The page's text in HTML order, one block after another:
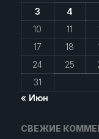
3
4
10
11
17
18
24
25
31
« Июн
СВЕЖИЕ